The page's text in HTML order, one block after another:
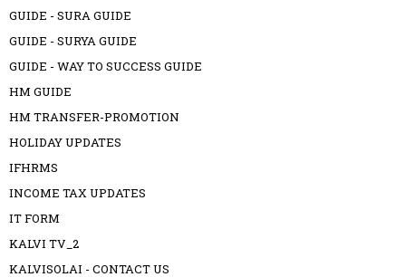
GUIDE - SURA GUIDE
GUIDE - SURYA GUIDE
GUIDE - WAY TO SUCCESS GUIDE
HM GUIDE
HM TRANSFER-PROMOTION
HOLIDAY UPDATES
IFHRMS
INCOME TAX UPDATES
IT FORM
KALVI TV_2
KALVISOLAI - CONTACT US